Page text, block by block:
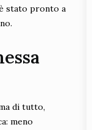
stato pronto a
di tutto,
meno